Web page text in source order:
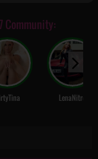
Community:
LenaNitro